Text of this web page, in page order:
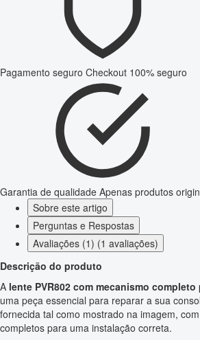
Pagamento seguro Checkout 100% seguro
Garantia de qualidade Apenas produtos
Sobre este artigo
Perguntas e Respostas
Avaliações (1) (1 avaliações)
Descrição do produto
A lente PVR802 com mecanismo completo
uma peça essencial para reparar a sua
fornecida tal como mostrado na imagem,
completos para uma instalação correta.